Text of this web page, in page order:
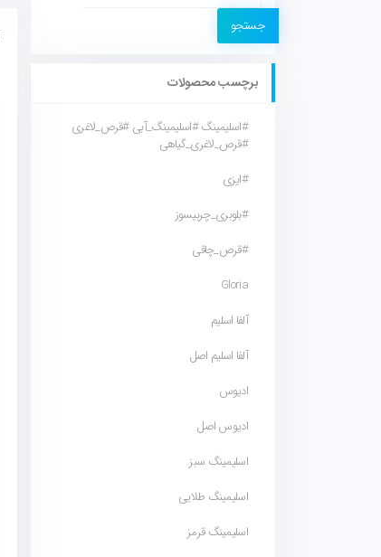
جستجو
برچسب محصولات
#اسلیمینگ #اسلیمینگ_آبی #قرص_لاغری
#قرص_لاغری_گیاهی
#ایزی
#بلوبری_چربیسوز
#قرص_چاقی
Gloria
آلفا اسلیم
آلفا اسلیم اصل
ادیوس
ادیوس اصل
اسلیمینگ سبز
اسلیمینگ طلایی
اسلیمینگ قرمز